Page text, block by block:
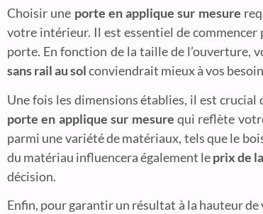
Choisir une porte en applique sur mesure
votre intérieur. Il est essentiel de
porte. En fonction de la taille de l’ouverture,
sans rail au solconviendrait mieux à vos
Une fois les dimensions établies, il est crucial
porte en applique sur mesure qui reflète
parmi une variété de matériaux, tels que le
du matériau influencera également leprix de
décision.
Enfin, pour garantir un résultat à la hauteur